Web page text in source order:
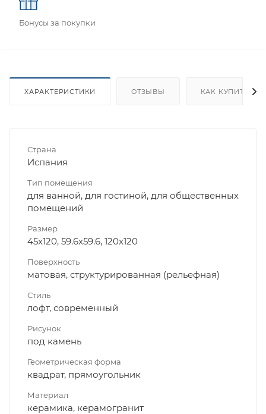
Бонусы за покупки
ХАРАКТЕРИСТИКИ ОТЗЫВЫ КАК КУПИТЬ
Страна
Испания
Тип помещения
для ванной, для гостиной, для общественных
помещений
Размер
45x120, 59.6x59.6, 120x120
Поверхность
матовая, структурированная (рельефная)
Стиль
лофт, современный
Рисунок
под камень
Геометрическая форма
квадрат, прямоугольник
Материал
керамика, керамогранит